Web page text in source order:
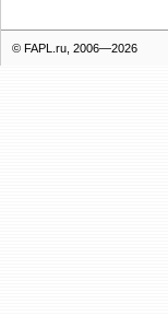
© FAPL.ru, 2006—2026